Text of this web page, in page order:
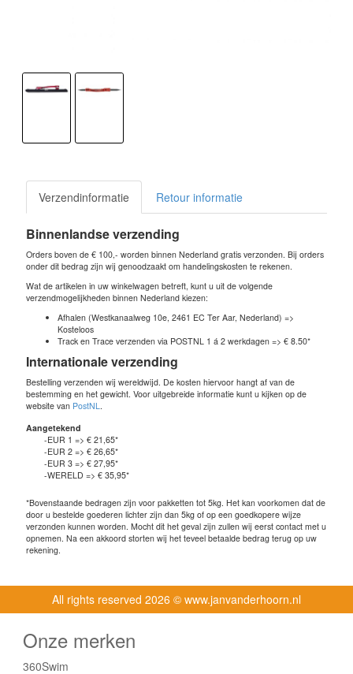
Verzendinformatie Retour informatie
Binnenlandse verzending
Orders boven de € 100,- worden binnen Nederland gratis verzonden. Bij orders
onder dit bedrag zijn wij genoodzaakt om handelingskosten te rekenen.
Wat de artikelen in uw winkelwagen betreft, kunt u uit de volgende
verzendmogelijkheden binnen Nederland kiezen:
Afhalen (Westkanaalweg 10e, 2461 EC Ter Aar, Nederland) =>
Kosteloos
Track en Trace verzenden via POSTNL 1 á 2 werkdagen => € 8.50*
Internationale verzending
Bestelling verzenden wij wereldwijd. De kosten hiervoor hangt af van de
bestemming en het gewicht. Voor uitgebreide informatie kunt u kijken op de
website van PostNL
Aangetekend
-EUR 1 => € 21,65*
-EUR 2 => € 26,65*
-EUR 3 => € 27,95*
-WERELD => € 35,95*
*Bovenstaande bedragen zijn voor pakketten tot 5kg. Het kan voorkomen dat de
door u bestelde goederen lichter zijn dan 5kg of op een goedkopere wijze
verzonden kunnen worden. Mocht dit het geval zijn zullen wij eerst contact met u
opnemen. Na een akkoord storten wij het teveel betaalde bedrag terug op uw
rekening.
All rights reserved 2026 © www.janvanderhoorn.nl
Onze merken
360Swim